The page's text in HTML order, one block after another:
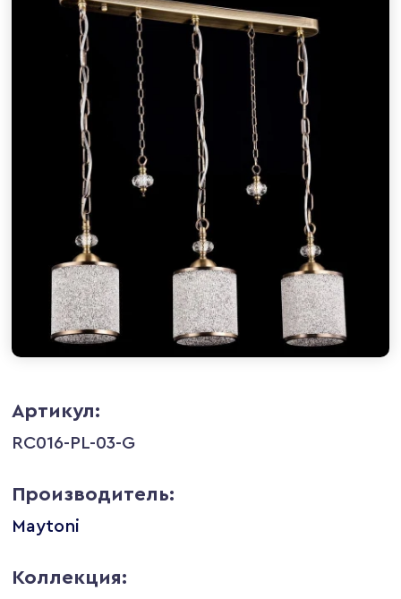
Артикул:
RC016-PL-03-G
Производитель:
Maytoni
Коллекция: